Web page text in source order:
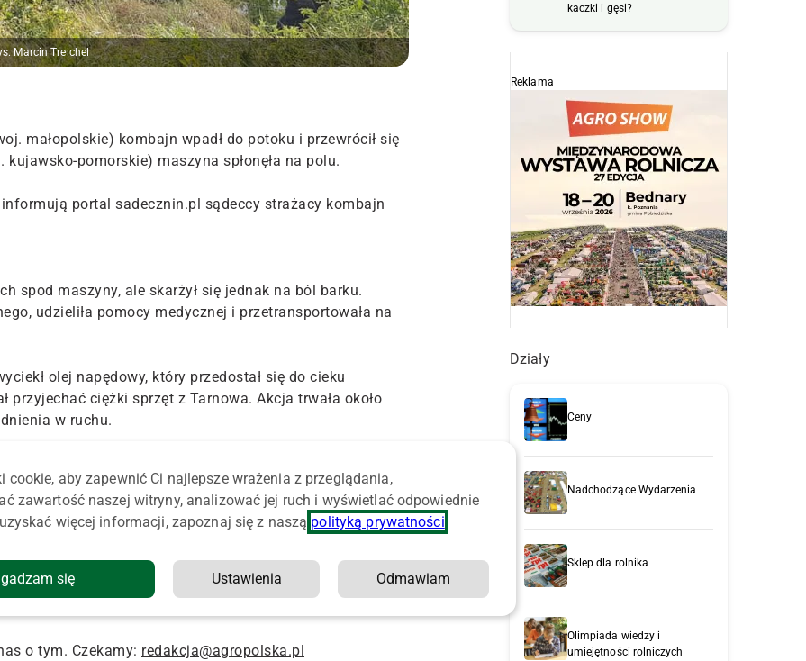
Marcin Treichel
małopolskie) kombajn wpadł do potoku i przewrócił się
pomorskie) maszyna spłonęła na polu.
portal sadecznin.pl sądeccy strażacy kombajn
spod maszyny, ale skarżył się jednak na ból barku.
udzieliła pomocy medycznej i przetransportowała na
olej napędowy, który przedostał się do cieku
ciężki sprzęt z Tarnowa. Akcja trwała około
w ruchu.
lexion, który stał zaledwie 15 m od budynków
tys. l) – donosi "Gazeta Pomorska".
ponadto trzy prądy piany ciężkiej. Chłodzono też
JRG i pięć OSP.
o tym. Czekamy: redakcja@agropolska.pl
kaczki i gęsi?
Reklama
Działy
Ceny
Nadchodzące Wydarzenia
Sklep dla rolnika
Olimpiada wiedzy i
umiejętności rolniczych
cookie, aby zapewnić Ci najlepsze wrażenia z przeglądania,
zawartość naszej witryny, analizować jej ruch i wyświetlać odpowiednie
więcej informacji, zapoznaj się z naszą polityką prywatności
się Ustawienia Odmawiam